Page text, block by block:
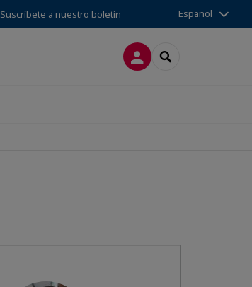
Suscríbete a nuestro boletín Español
CONECTARSE
SEARCH